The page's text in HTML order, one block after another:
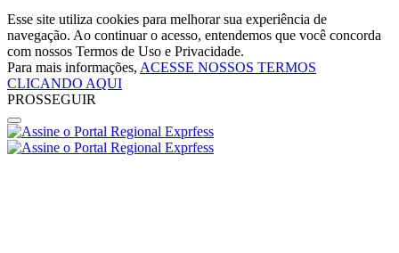
Esse site utiliza cookies para melhorar sua experiência de
navegação. Ao continuar o acesso, entendemos que você concorda
com nossos Termos de Uso e Privacidade.
Para mais informações, ACESSE NOSSOS TERMOS
CLICANDO AQUI
PROSSEGUIR